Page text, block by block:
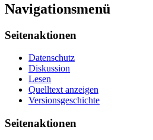
Navigationsmenü
Seitenaktionen
Datenschutz
Diskussion
Lesen
Quelltext anzeigen
Versionsgeschichte
Seitenaktionen